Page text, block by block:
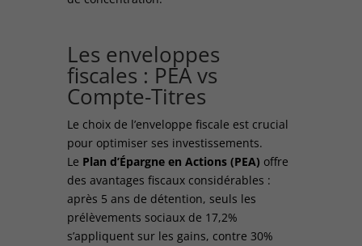
Les enveloppes
fiscales : PEA vs
Compte-Titres
Le choix de l’enveloppe fiscale est crucial
pour optimiser ses investissements.
Le Plan d’Épargne en Actions (PEA) offre
des avantages fiscaux considérables :
après 5 ans de détention, seuls les
prélèvements sociaux de 17,2%
s’appliquent sur les gains, contre 30%